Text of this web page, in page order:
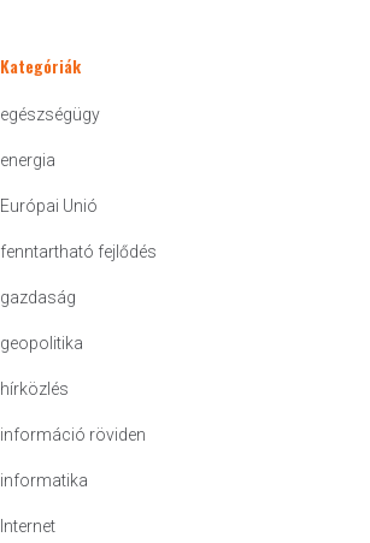
Kategóriák
egészségügy
energia
Európai Unió
fenntartható fejlődés
gazdaság
geopolitika
hírközlés
információ röviden
informatika
Internet